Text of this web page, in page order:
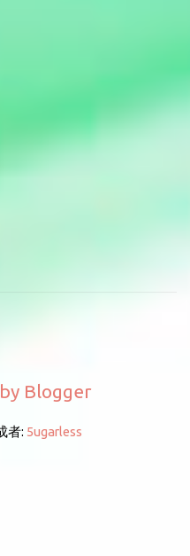
Blogger
者: 5ugarless